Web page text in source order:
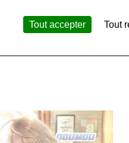
Tout accepter Tout